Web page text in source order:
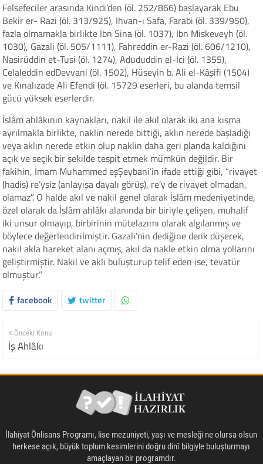
Felsefeciler arasında Kindi’den (öl. 252/866) başlayarak Ebu
Bekir er- Razi (öl. 313/925), Ihvan-ı Safa, Farabi (öl. 339/950),
fazla olmamakla birlikte İbn Sina (öl. 1037), İbn Miskeveyh (öl.
1030), Gazali (öl. 505/1111), Fahreddin er-Razi (öl. 606/1210),
Nasirüddin et-Tusi (öl. 1274), Adududdin el-İci (öl. 1355),
Celaleddin edDevvani (öl. 1502), Hüseyin b. Ali el-Kâşifi (1504)
ve Kınalızade Ali Efendi (öl. 15729 eserleri, bu alanda temsil
gücü yüksek eserlerdir.
İslâm ahlâkının kaynakları, nakil ile akıl olarak iki ana kısma
ayrılmakla birlikte, naklin nerede bittiği, aklın nerede başladığı
veya aklın nerede etkin olup naklin daha geri planda kaldığını
açık ve seçik bir şekilde tespit etmek mümkün değildir. Bir
fakihin, İmam Muhammed eşŞeybani’in ifade ettiği gibi, “rivayet
(hadis) re’ysiz (anlayışa dayalı görüş), re’y de rivayet olmadan,
olamaz”. O halde akıl ve nakil genel olarak İslâm medeniyetinde,
özel olarak da İslâm ahlâkı alanında bir biriyle çelişen, muhalif
iki unsur olmayıp, birbirinin mütelazımı olarak algılanmış ve
böylece değerlendirilmiştir. Gazali’nin dediğine denk düşerek,
nakil akla hareket alanı açmış, akıl da nakle etkin olma yollarını
geliştirmiştir. Nakil ve aklı buluşturup telif eden ise, tevatür
olmuştur.”
facebook twitter
Önceki Konu
İş Ahlâkı
İlahiyat Önlisans Programı, lise mezuniyeti, yaşı ve mesleği ne olursa olsun
herkese açık, büyük toplum kesimlerini doğru dinî bilgiyle buluşturmayı
amaçlayan bir programdır.